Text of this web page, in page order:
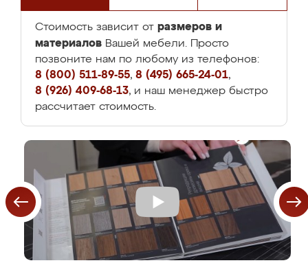
Стоимость зависит от размеров и
материалов Вашей мебели. Просто
позвоните нам по любому из телефонов:
8 (800) 511-89-55, 8 (495) 665-24-01,
8 (926) 409-68-13, и наш менеджер быстро
рассчитает стоимость.